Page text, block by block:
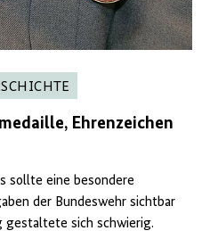
Ehrenzeichen
sollte eine besondere
der Bundeswehr sichtbar
gestaltete sich schwierig.